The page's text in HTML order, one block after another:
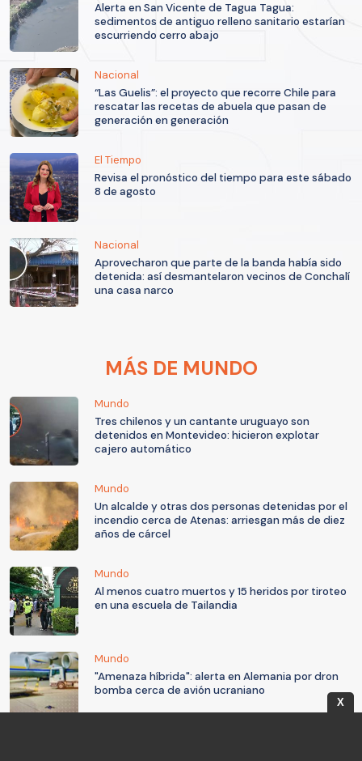
Alerta en San Vicente de Tagua Tagua:
sedimentos de antiguo relleno sanitario estarían
escurriendo cerro abajo
Nacional
“Las Guelis”: el proyecto que recorre Chile para
rescatar las recetas de abuela que pasan de
generación en generación
El Tiempo
Revisa el pronóstico del tiempo para este sábado
8 de agosto
Nacional
Aprovecharon que parte de la banda había sido
detenida: así desmantelaron vecinos de Conchalí
una casa narco
MÁS DE MUNDO
Mundo
Tres chilenos y un cantante uruguayo son
detenidos en Montevideo: hicieron explotar
cajero automático
Mundo
Un alcalde y otras dos personas detenidas por el
incendio cerca de Atenas: arriesgan más de diez
años de cárcel
Mundo
Al menos cuatro muertos y 15 heridos por tiroteo
en una escuela de Tailandia
Mundo
"Amenaza híbrida": alerta en Alemania por dron
bomba cerca de avión ucraniano
X